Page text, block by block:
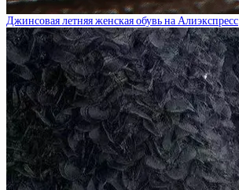
Джинсовая летняя женская обувь на Алиэкспресс